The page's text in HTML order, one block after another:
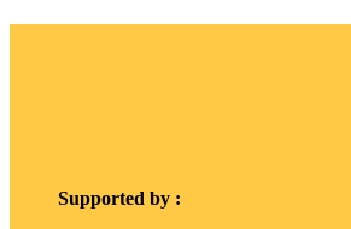
Supported by :